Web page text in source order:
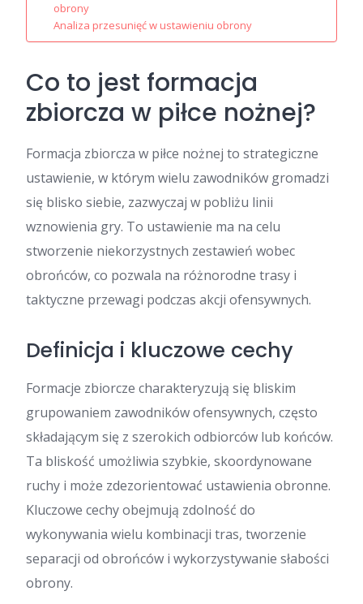
obrony
Analiza przesunięć w ustawieniu obrony
Co to jest formacja
zbiorcza w piłce nożnej?
Formacja zbiorcza w piłce nożnej to strategiczne
ustawienie, w którym wielu zawodników gromadzi
się blisko siebie, zazwyczaj w pobliżu linii
wznowienia gry. To ustawienie ma na celu
stworzenie niekorzystnych zestawień wobec
obrońców, co pozwala na różnorodne trasy i
taktyczne przewagi podczas akcji ofensywnych.
Definicja i kluczowe cechy
Formacje zbiorcze charakteryzują się bliskim
grupowaniem zawodników ofensywnych, często
składającym się z szerokich odbiorców lub końców.
Ta bliskość umożliwia szybkie, skoordynowane
ruchy i może zdezorientować ustawienia obronne.
Kluczowe cechy obejmują zdolność do
wykonywania wielu kombinacji tras, tworzenie
separacji od obrońców i wykorzystywanie słabości
obrony.